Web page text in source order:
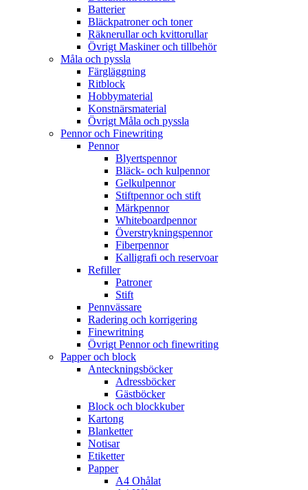
Batterier
Bläckpatroner och toner
Räknerullar och kvittorullar
Övrigt Maskiner och tillbehör
Måla och pyssla
Färgläggning
Ritblock
Hobbymaterial
Konstnärsmaterial
Övrigt Måla och pyssla
Pennor och Finewriting
Pennor
Blyertspennor
Bläck- och kulpennor
Gelkulpennor
Stiftpennor och stift
Märkpennor
Whiteboardpennor
Överstrykningspennor
Fiberpennor
Kalligrafi och reservoar
Refiller
Patroner
Stift
Pennvässare
Radering och korrigering
Finewritning
Övrigt Pennor och finewriting
Papper och block
Anteckningsböcker
Adressböcker
Gästböcker
Block och blockkuber
Kartong
Blanketter
Notisar
Etiketter
Papper
A4 Ohålat